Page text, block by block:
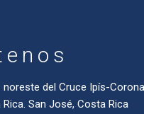
noreste del Cruce Ipís-
San José, Costa Rica